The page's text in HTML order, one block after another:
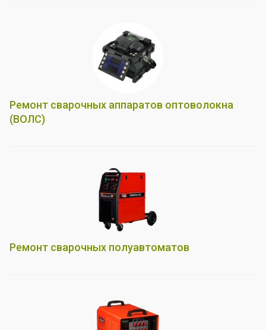
Ремонт сварочных аппаратов оптоволокна
(ВОЛС)
Ремонт сварочных полуавтоматов